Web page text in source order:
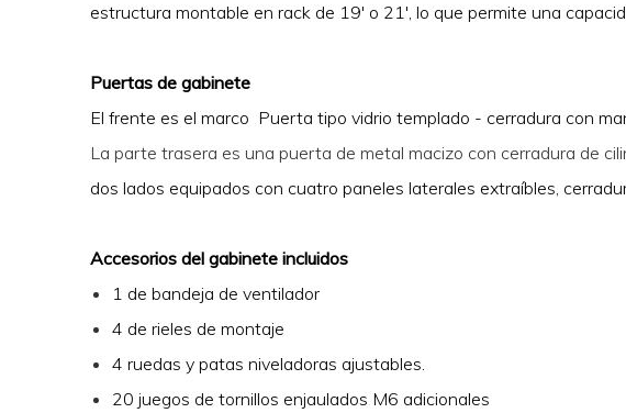
estructura montable en rack de 19' o 21', lo que permite una
Puertas de gabinete
El frente es el marco Puerta tipo vidrio templado - cerradura con
La parte trasera es una puerta de metal macizo con cerradura de
dos lados equipados con cuatro paneles laterales extraíbles,
Accesorios del gabinete incluidos
1 de bandeja de ventilador
4 de rieles de montaje
4 ruedas y patas niveladoras ajustables.
20 juegos de tornillos enjaulados M6 adicionales